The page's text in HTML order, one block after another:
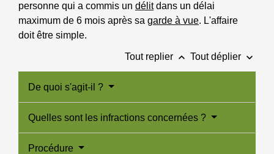
personne qui a commis un délitdans un délai
maximum de 6 mois après sa garde à vue. L'affaire
doit être simple.
Tout replier keyboard_arrow_up Tout déplier keyboard_arrow_down
De quoi s'agit-il ?
Quelles sont les infractions concernées ?
Procédure